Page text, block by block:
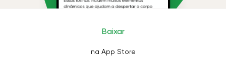
Baixar
na App Store